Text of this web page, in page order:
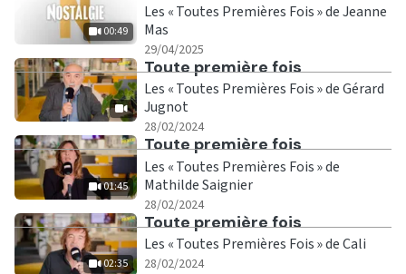
00:49
Les « Toutes Premières Fois » de Jeanne
Mas
29/04/2025
Ecouter
Toute première fois
Les « Toutes Premières Fois » de Gérard
Jugnot
28/02/2024
01:45
Ecouter
Toute première fois
Les « Toutes Premières Fois » de
Mathilde Saignier
28/02/2024
02:35
Ecouter
Toute première fois
Les « Toutes Premières Fois » de Cali
28/02/2024